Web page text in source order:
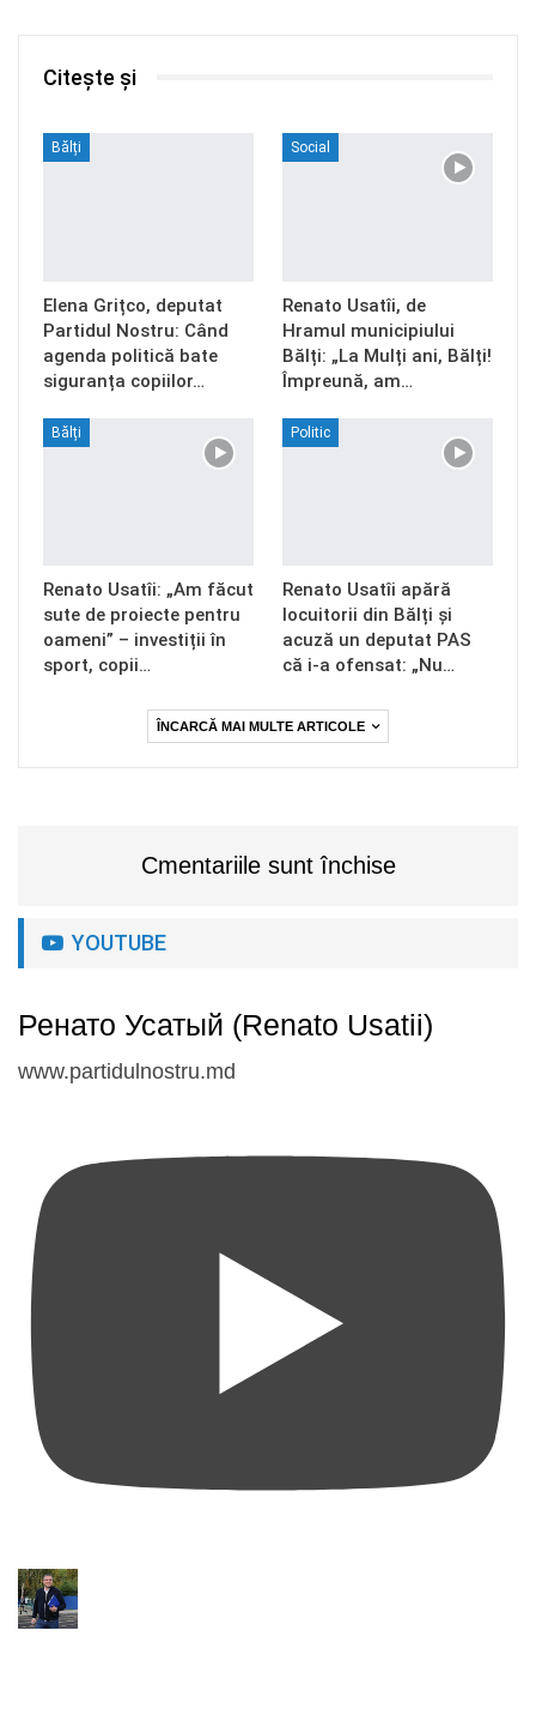
Citește și
Bălți
Elena Grițco, deputat
Partidul Nostru: Când
agenda politică bate
siguranța copiilor…
Social
Renato Usatîi, de
Hramul municipiului
Bălți: „La Mulți ani, Bălți!
Împreună, am…
Bălți
Renato Usatîi: „Am făcut
sute de proiecte pentru
oameni” – investiții în
sport, copii…
Politic
Renato Usatîi apără
locuitorii din Bălți și
acuză un deputat PAS
că i-a ofensat: „Nu…
ÎNCARCĂ MAI MULTE ARTICOLE
Cmentariile sunt închise
YOUTUBE
Ренато Усатый (Renato Usatii)
www.partidulnostru.md